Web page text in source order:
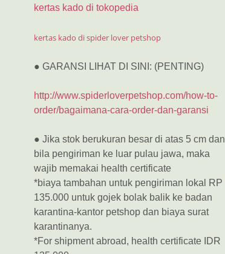
kertas kado di tokopedia
kertas kado di spider lover petshop
● GARANSI LIHAT DI SINI: (PENTING)
http://www.spiderloverpetshop.com/how-to-
order/bagaimana-cara-order-dan-garansi
● Jika stok berukuran besar di atas 5 cm dan
bila pengiriman ke luar pulau jawa, maka
wajib memakai health certificate
*biaya tambahan untuk pengiriman lokal RP
135.000 untuk gojek bolak balik ke badan
karantina-kantor petshop dan biaya surat
karantinanya.
*For shipment abroad, health certificate IDR